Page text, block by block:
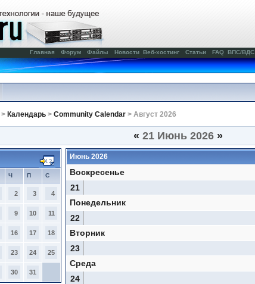
Главная Форум Файлы Новости Веб-хостинг Статьи FAQ ВПС/ВДС
> Календарь > Community Calendar > Август 2026
« 21 Июнь 2026 »
Ч П С
2 3 4
9 10 11
16 17 18
23 24 25
30 31
Июнь 2026
Воскресенье
21
Понедельник
22
Вторник
23
Среда
24